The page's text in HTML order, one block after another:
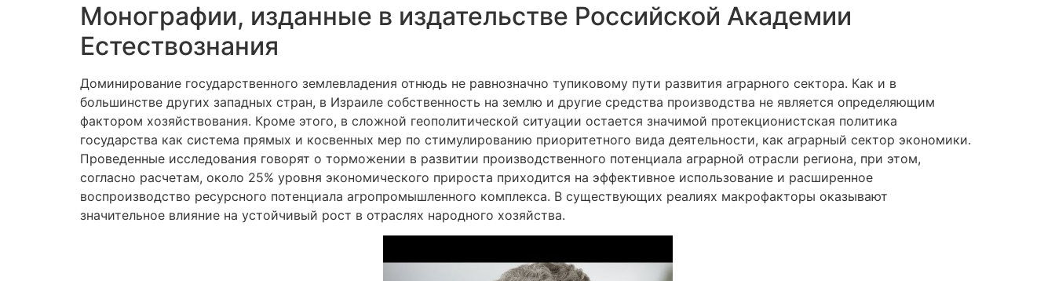
Монографии, изданные в издательстве Российской Академии
Естествознания
Доминирование государственного землевладения отнюдь не равнозначно тупиковому пути развития аграрного сектора. Как и в
большинстве других западных стран, в Израиле собственность на землю и другие средства производства не является определяющим
фактором хозяйствования. Кроме этого, в сложной геополитической ситуации остается значимой протекционистская политика
государства как система прямых и косвенных мер по стимулированию приоритетного вида деятельности, как аграрный сектор экономики.
Проведенные исследования говорят о торможении в развитии производственного потенциала аграрной отрасли региона, при этом,
согласно расчетам, около 25% уровня экономического прироста приходится на эффективное использование и расширенное
воспроизводство ресурсного потенциала агропромышленного комплекса. В существующих реалиях макрофакторы оказывают
значительное влияние на устойчивый рост в отраслях народного хозяйства.